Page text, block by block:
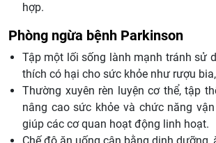
hợp.
Phòng ngừa bệnh Parkinson
Tập một lối sống lành mạnh tránh sử
thích có hại cho sức khỏe như rượu
Thường xuyên rèn luyện cơ thể, tập
nâng cao sức khỏe và chức năng
giúp các cơ quan hoạt động linh hoạt.